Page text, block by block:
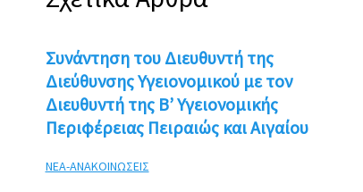
Συνάντηση του Διευθυντή της
Διεύθυνσης Υγειονομικού με τον
Διευθυντή της Β’ Υγειονομικής
Περιφέρειας Πειραιώς και Αιγαίου
ΝΕΑ-ΑΝΑΚΟΙΝΩΣΕΙΣ